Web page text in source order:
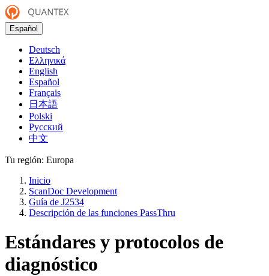
Español
Deutsch
Ελληνικά
English
Español
Français
日本語
Polski
Русский
中文
Tu región: Europa
Inicio
ScanDoc Development
Guía de J2534
Descripción de las funciones PassThru
Estándares y protocolos de
diagnóstico